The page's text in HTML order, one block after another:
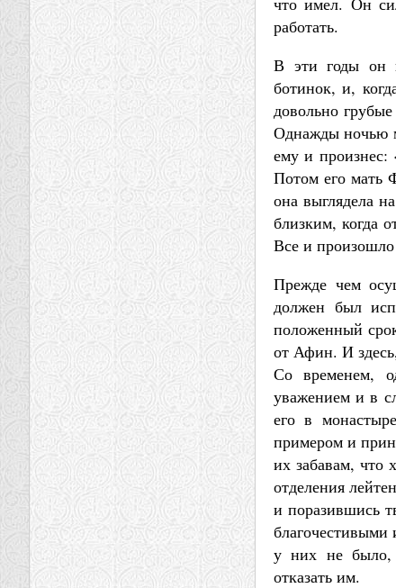
работать.
В эти годы он
ботинок, и,
довольно
Однажды ночью
ему и
Потом его мать
она выглядела
близким, когда
Все и произошло
Прежде чем
должен был
положенный
от Афин. И
Со временем,
уважением и в
его в
примером и
их забавам, что
отделения
и поразившись
благочестивыми
у них не было,
отказать им.